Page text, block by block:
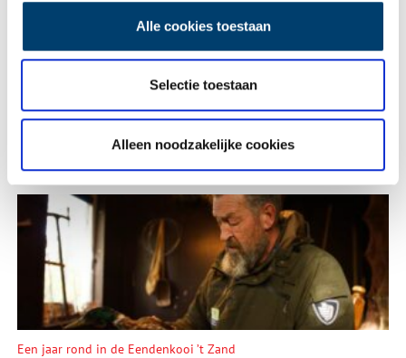
Alle cookies toestaan
Selectie toestaan
Alleen noodzakelijke cookies
Vink dit aan als u op de hoogte gehouden wil worden.
Bekijk meer video's
Een jaar rond in de Eendenkooi ’t Zand